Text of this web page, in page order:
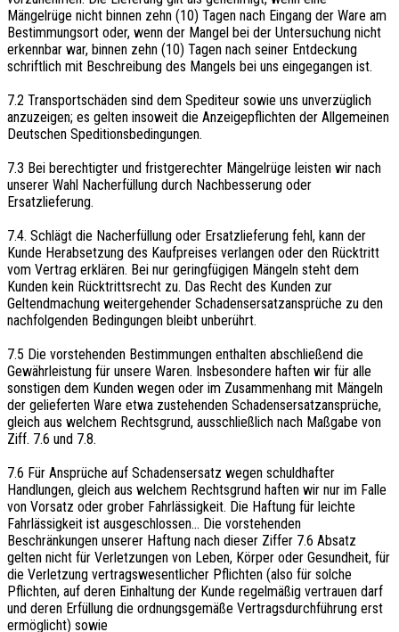
Mängelrüge nicht binnen zehn (10) Tagen nach Eingang der Ware am
Bestimmungsort oder, wenn der Mangel bei der Untersuchung nicht
erkennbar war, binnen zehn (10) Tagen nach seiner Entdeckung
schriftlich mit Beschreibung des Mangels bei uns eingegangen ist.
7.2 Transportschäden sind dem Spediteur sowie uns unverzüglich
anzuzeigen; es gelten insoweit die Anzeigepflichten der Allgemeinen
Deutschen Speditionsbedingungen.
7.3 Bei berechtigter und fristgerechter Mängelrüge leisten wir nach
unserer Wahl Nacherfüllung durch Nachbesserung oder
Ersatzlieferung.
7.4. Schlägt die Nacherfüllung oder Ersatzlieferung fehl, kann der
Kunde Herabsetzung des Kaufpreises verlangen oder den Rücktritt
vom Vertrag erklären. Bei nur geringfügigen Mängeln steht dem
Kunden kein Rücktrittsrecht zu. Das Recht des Kunden zur
Geltendmachung weitergehender Schadensersatzansprüche zu den
nachfolgenden Bedingungen bleibt unberührt.
7.5 Die vorstehenden Bestimmungen enthalten abschließend die
Gewährleistung für unsere Waren. Insbesondere haften wir für alle
sonstigen dem Kunden wegen oder im Zusammenhang mit Mängeln
der gelieferten Ware etwa zustehenden Schadensersatzansprüche,
gleich aus welchem Rechtsgrund, ausschließlich nach Maßgabe von
Ziff. 7.6 und 7.8.
7.6 Für Ansprüche auf Schadensersatz wegen schuldhafter
Handlungen, gleich aus welchem Rechtsgrund haften wir nur im Falle
von Vorsatz oder grober Fahrlässigkeit. Die Haftung für leichte
Fahrlässigkeit ist ausgeschlossen... Die vorstehenden
Beschränkungen unserer Haftung nach dieser Ziffer 7.6 Absatz
gelten nicht für Verletzungen von Leben, Körper oder Gesundheit, für
die Verletzung vertragswesentlicher Pflichten (also für solche
Pflichten, auf deren Einhaltung der Kunde regelmäßig vertrauen darf
und deren Erfüllung die ordnungsgemäße Vertragsdurchführung erst
ermöglicht) sowie